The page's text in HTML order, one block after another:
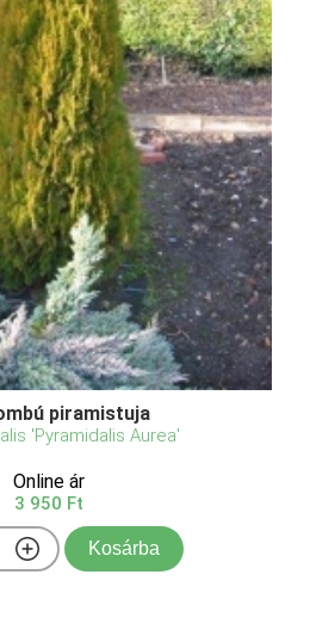
piramistuja
'Pyramidalis Aurea'
Online ár
3 950 Ft
Kosárba